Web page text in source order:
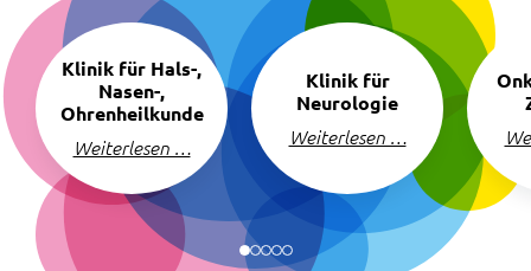
Navigation
überspringen
Klinik für Hals-,
Nasen-,
Ohrenheilkunde
Weiterlesen …
Klinik für
Neurologie
Weiterlesen …